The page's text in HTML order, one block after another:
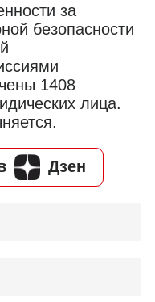
за
безопасности
1408
лица.
Дзен